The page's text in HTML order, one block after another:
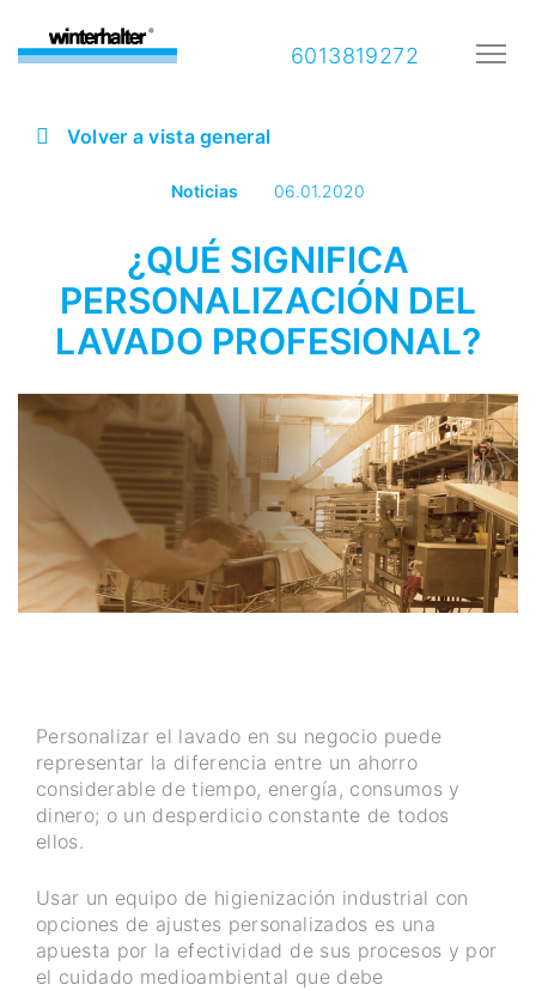
6013819272
Volver a vista general
Noticias 06.01.2020
¿QUÉ SIGNIFICA
PERSONALIZACIÓN DEL
LAVADO PROFESIONAL?
Personalizar el lavado en su negocio puede
representar la diferencia entre un ahorro
considerable de tiempo, energía, consumos y
dinero; o un desperdicio constante de todos
ellos.
Usar un equipo de higienización industrial con
opciones de ajustes personalizados es una
apuesta por la efectividad de sus procesos y por
el cuidado medioambiental que debe